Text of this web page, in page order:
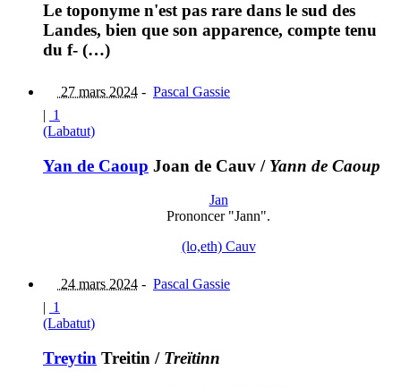
Le toponyme n'est pas rare dans le sud des
Landes, bien que son apparence, compte tenu
du f- (…)
27 mars 2024 - Pascal Gassie
| 1
(Labatut)
Yan de Caoup Joan de Cauv / Yann de Caoup
Jan
Prononcer "Jann".
(lo,eth) Cauv
24 mars 2024 - Pascal Gassie
| 1
(Labatut)
Treytin Treitin / Treïtinn